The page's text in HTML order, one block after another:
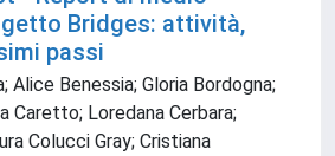
Bridges: attività,
passi
Alice Benessia; Gloria Bordogna;
Caretto; Loredana Cerbara;
Colucci Gray; Cristiana